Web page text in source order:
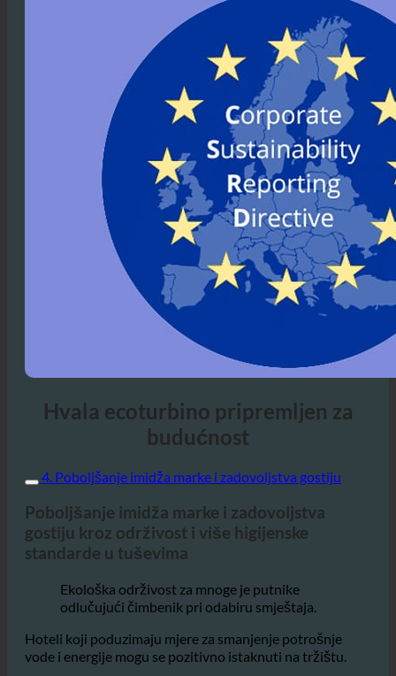
budućnost
4. Poboljšanje imidža marke i zadovoljstva gostiju
Poboljšanje imidža marke i zadovoljstva
standarde u tuševima
Ekološka održivost za mnoge je putnike
odlučujući čimbenik pri odabiru smještaja.